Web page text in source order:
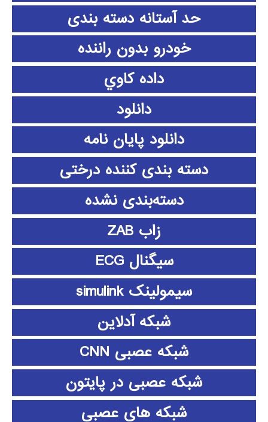
حد آستانه دسته بندی
خودرو بدون راننده
داده كاوي
دانلود
دانلود پايان نامه
دسته بندی کننده درختی
دسته‌بندی نشده
زاب ZAB
سیگنال ECG
سیمولینک simulink
شبکه آدلاین
شبکه عصبی CNN
شبکه عصبی در پایتون
شبکه های عصبی